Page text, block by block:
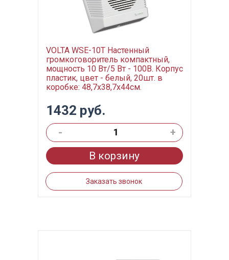
VOLTA WSE-10T Настенный
громкоговоритель компактный,
мощность 10 Вт/5 Вт - 100В. Корпус
пластик, цвет - белый, 20шт. в
коробке: 48,7х38,7х44см.
1432 руб.
-
+
В корзину
Заказать звонок